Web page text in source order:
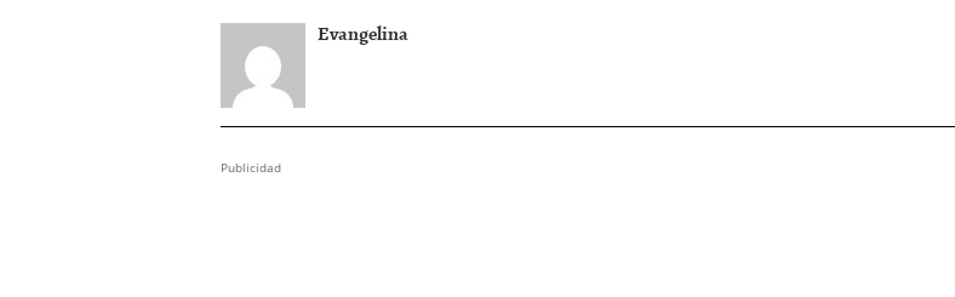
Evangelina
Publicidad